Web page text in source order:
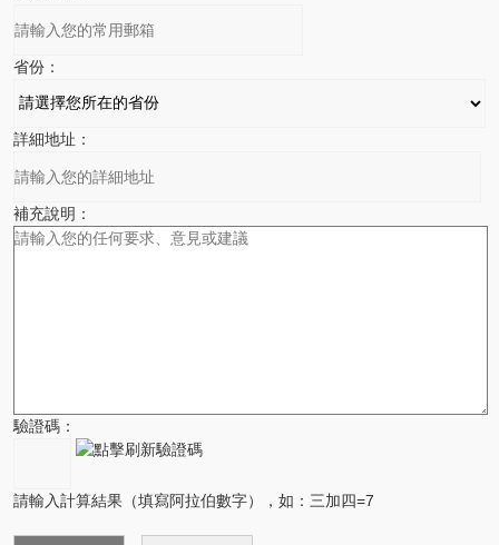
省份：
詳細地址：
補充說明：
驗證碼：
請輸入計算結果（填寫阿拉伯數字），如：三加四=7